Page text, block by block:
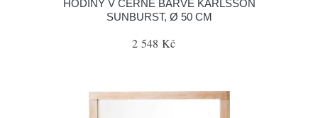
HODINY V ČERNÉ BARVĚ KARLSSON
SUNBURST, Ø 50 CM
2 548 Kč